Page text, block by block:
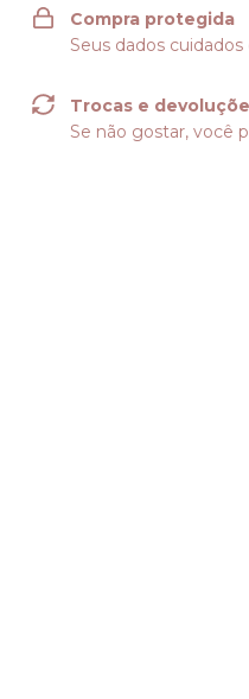
Compra protegida
Seus dados
Trocas e
Se não gostar, você